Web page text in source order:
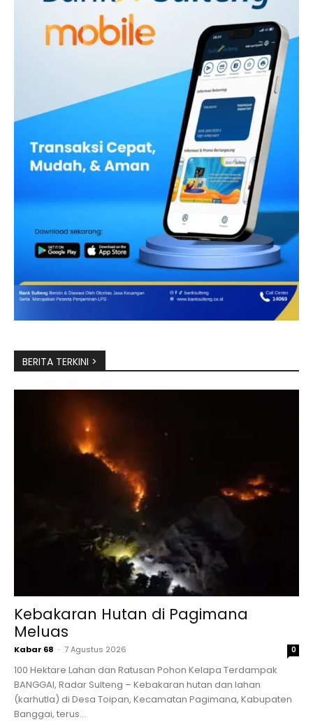
BERITA TERKINI >
Kebakaran Hutan di Pagimana
Meluas
Kabar 68 - 7 Agustus 2026 0
100 Hektare Lahan dan Ratusan Pohon Kelapa Terdampak
BANGGAI, Radar Sulteng – Kebakaran hutan dan lahan
(karhutla) di Desa Toipan, Kecamatan Pagimana, Kabupaten
Banggai, terus...